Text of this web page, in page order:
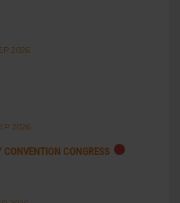
2026
2026
CONVENTION CONGRESS